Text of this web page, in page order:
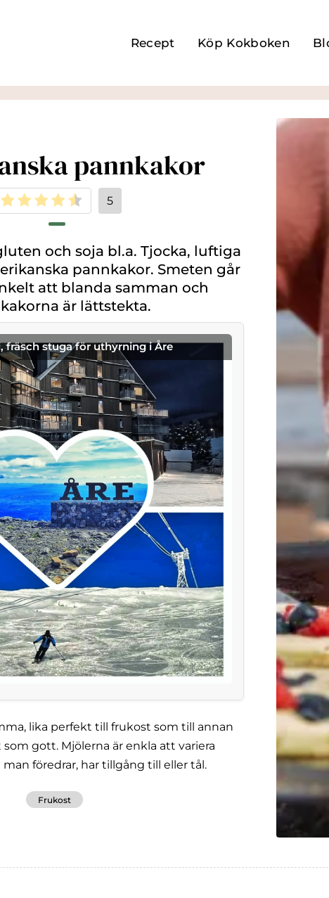
Recept Köp Kokboken
pannkakor
5
och soja bl.a. Tjocka, luftiga
pannkakor. Smeten går
att blanda samman och
är lättstekta.
fräsch stuga för uthyrning i Åre
lika perfekt till frukost som till annan
gott. Mjölerna är enkla att variera
man föredrar, har tillgång till eller tål.
Frukost